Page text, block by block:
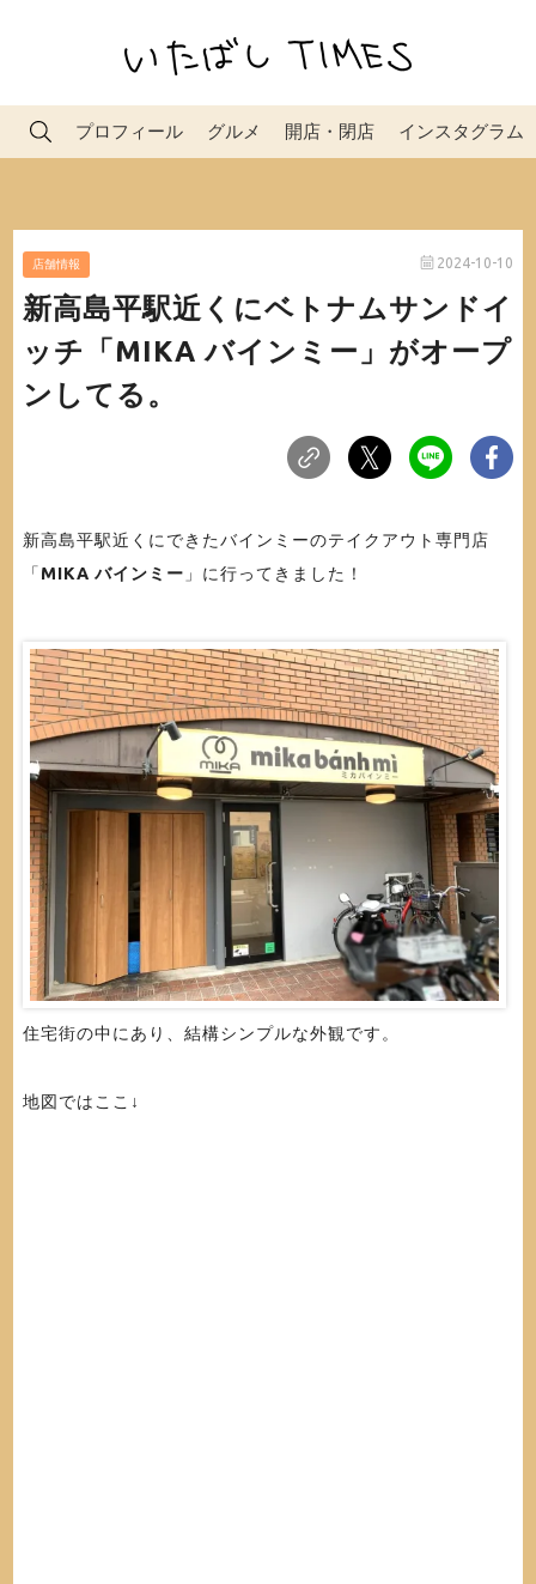
プロフィール グルメ 開店・閉店 インスタグラム
店舗情報 2024-10-10
新高島平駅近くにベトナムサンドイ
ッチ「MIKA バインミー」がオープ
ンしてる。
新高島平駅近くにできたバインミーのテイクアウト専門店
「 MIKA バインミー 」に行ってきました！
住宅街の中にあり、結構シンプルな外観です。
地図ではここ↓